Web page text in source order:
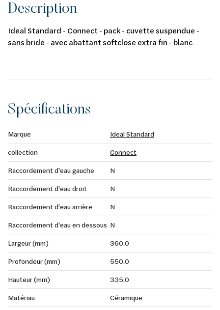
Description
Ideal Standard - Connect - pack - cuvette suspendue -
sans bride - avec abattant softclose extra fin - blanc
Spécifications
Marque
Ideal Standard
collection
Connect
Raccordement d'eau gauche
N
Raccordement d'eau droit
N
Raccordement d'eau arrière
N
Raccordement d'eau en dessous N
Largeur (mm)
360.0
Profondeur (mm)
550.0
Hauteur (mm)
335.0
Matériau
Céramique